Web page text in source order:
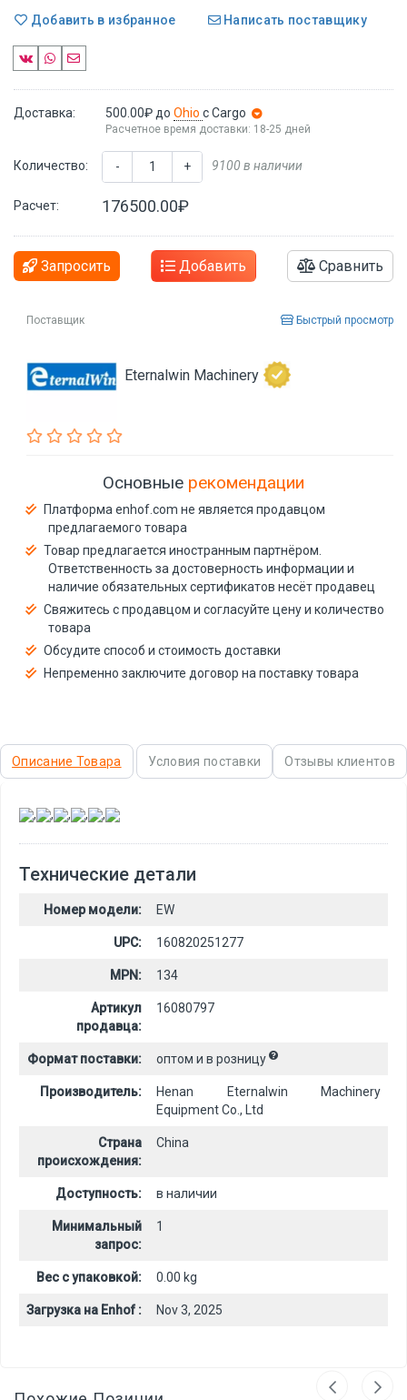
Добавить в избранное
Написать поставщику
Доставка: 500.00₽ до Ohio с Cargo
Расчетное время доставки: 18-25 дней
Количество: - + 9100 в наличии
Расчет: 176500.00₽
Запросить Добавить Сравнить
Поставщик Быстрый просмотр
Eternalwin Machinery
Основные рекомендации
Платформа enhof.com не является продавцом
предлагаемого товара
Товар предлагается иностранным партнёром.
Ответственность за достоверность информации и
наличие обязательных сертификатов несёт продавец
Свяжитесь с продавцом и согласуйте цену и количество
товара
Обсудите способ и стоимость доставки
Непременно заключите договор на поставку товара
Описание Товара Условия поставки Отзывы клиентов
, , , , ,
Технические детали
Номер модели: EW
UPC: 160820251277
MPN: 134
Артикул
продавца:
16080797
Формат поставки: оптом и в розницу
Производитель:
Henan Eternalwin Machinery
Equipment Co., Ltd
Страна
происхождения:
China
Доступность: в наличии
Минимальный
запрос:
1
Вес с упаковкой: 0.00 kg
Загрузка на Enhof : Nov 3, 2025